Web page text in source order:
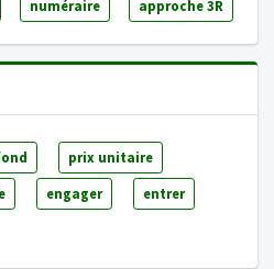
numéraire approche 3R
prix unitaire
engager entrer